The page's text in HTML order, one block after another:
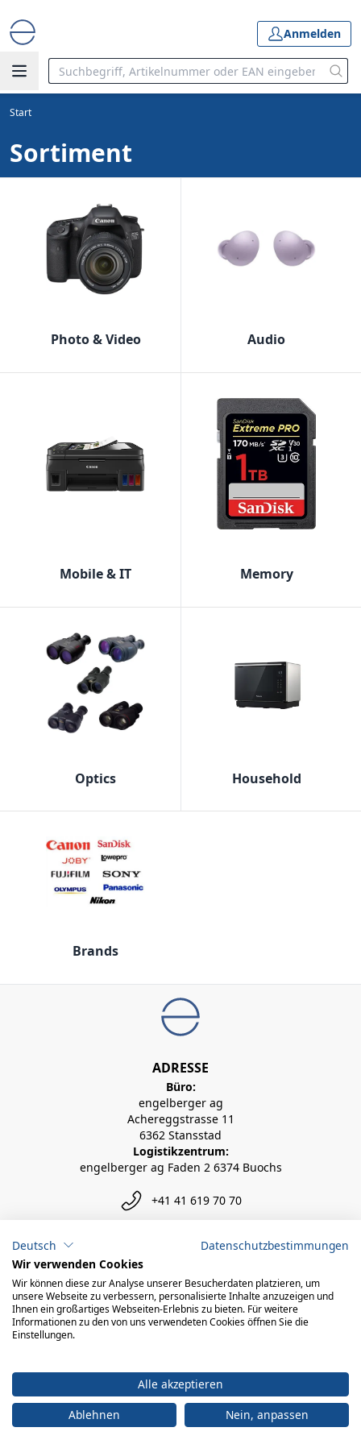
Anmelden
Start
Sortiment
Photo & Video Audio
Mobile & IT Memory
Optics Household
Brands
ADRESSE
Büro:
engelberger ag
Achereggstrasse 11
6362 Stansstad
Logistikzentrum:
engelberger ag Faden 2 6374 Buochs
+41 41 619 70 70
info@engelberger.ch
© 2026 engelberger ag
powered by polynorm
Deutsch
Datenschutzbestimmungen
Wir verwenden Cookies
Wir können diese zur Analyse unserer Besucherdaten platzieren, um
unsere Webseite zu verbessern, personalisierte Inhalte anzuzeigen und
Ihnen ein großartiges Webseiten-Erlebnis zu bieten. Für weitere
Informationen zu den von uns verwendeten Cookies öffnen Sie die
Einstellungen.
Alle akzeptieren
Ablehnen
Nein, anpassen